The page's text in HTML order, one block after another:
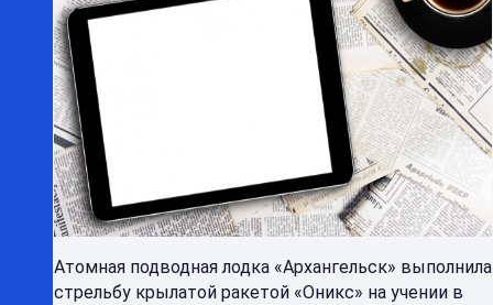
Атомная подводная лодка «Архангельск» выполнила
стрельбу крылатой ракетой «Оникс» на учении в